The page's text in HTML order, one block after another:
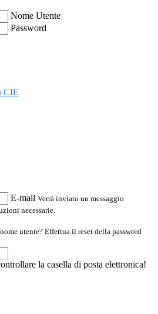
Nome Utente
Password
CIE
E-mail Verrà inviato un messaggio
necessarie.
utente? Effettua il reset della password
la casella di posta elettronica!